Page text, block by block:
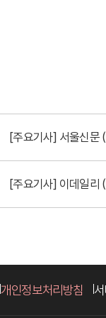
[주요기사] 서울신
[주요기사] 이데일
개인정보처리방침